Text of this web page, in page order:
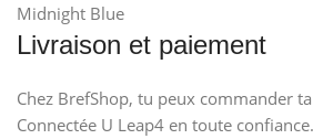
Midnight Blue
Livraison et paiement
Chez BrefShop, tu peux commander
Connectée U Leap4 en toute